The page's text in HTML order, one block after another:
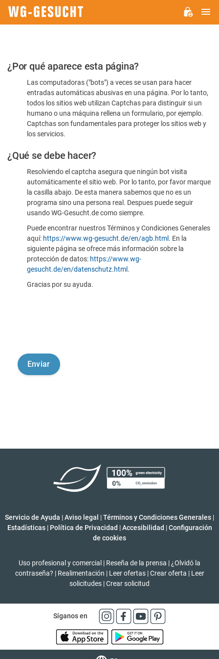
Por
favor,
confirme
humano
¿Por qué aparece esta página?
Las computadoras ("bots") a veces se usan para hacer
entradas automáticas abusivas en una página. Por lo tanto,
todos los sitios web utilizan Captchas para distinguir si un
humano o una máquina rellena un formulario, por ejemplo.
Captchas son fundamentales para proteger los sitios web y
los servicios.
¿Qué se debe hacer?
Resolviendo el captcha asegura que ningún bot visita
automáticamente el sitio web. Por lo tanto, por favor marque
la casilla abajo. De esta manera sabemos que no es un
programa sino una persona real. Despues puede seguir
usando WG-Gesucht.de como siempre.
Puede encontrar nuestros Términos y Condiciones Generales
aquí: https://www.wg-gesucht.de/en/agb.html . En la
siguiente página se ofrece más información sobre la
protección de datos: https://www.wg-
gesucht.de/en/datenschutz.html .
Gracias por su ayuda.
Servicio de Ayuda |Aviso legal |Términos y Condiciones Generales |
Estadísticas | Política de Privacidad | Accesibilidad | Configuración
de cookies
Uso profesional y comercial | Reseña de la prensa | ¿Olvidó la
contraseña? | Realimentación | Leer ofertas | Crear oferta | Leer
solicitudes |Crear solicitud
Síganos en